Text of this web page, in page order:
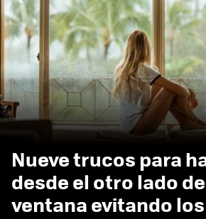
Nueve trucos para
desde el otro lado
ventana evitando